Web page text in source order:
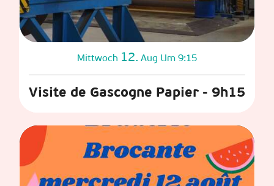
Mittwoch 12. Aug Um 9:15
Visite de Gascogne Papier - 9h15